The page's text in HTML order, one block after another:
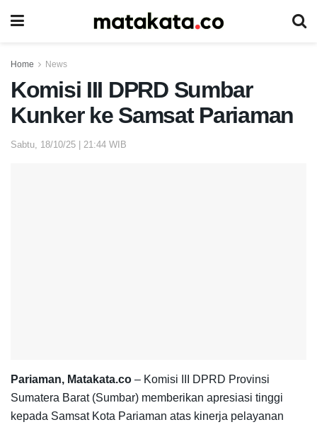
Home News
Komisi III DPRD Sumbar
Kunker ke Samsat Pariaman
Sabtu, 18/10/25 | 21:44 WIB
Pariaman, Matakata.co – Komisi III DPRD Provinsi
Sumatera Barat (Sumbar) memberikan apresiasi tinggi
kepada Samsat Kota Pariaman atas kinerja pelayanan